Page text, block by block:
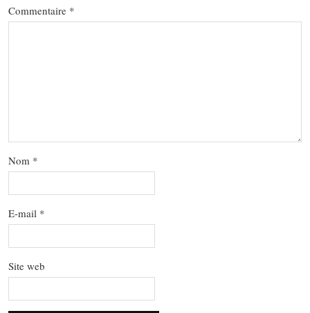
Commentaire *
Nom *
E-mail *
Site web